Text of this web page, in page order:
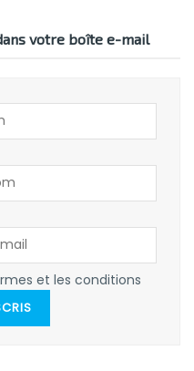
votre boîte e-mail
et les conditions